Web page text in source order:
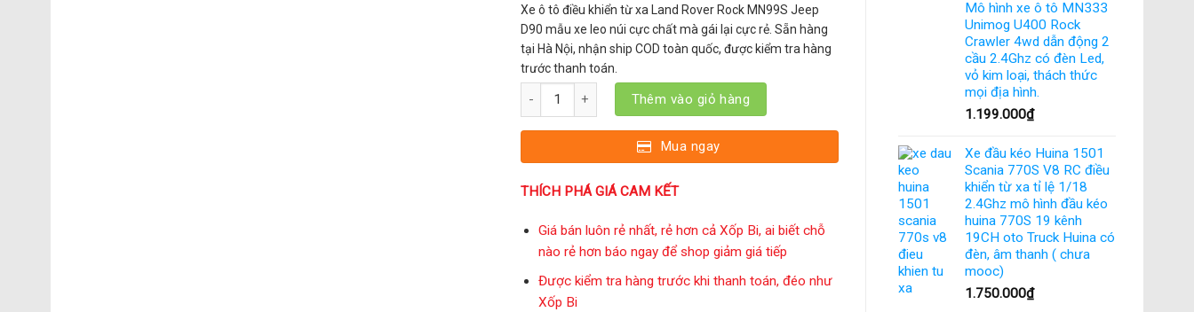
Xe ô tô điều khiển từ xa Land Rover Rock MN99S Jeep
D90 mẫu xe leo núi cực chất mà gái lại cực rẻ. Sẵn hàng
tại Hà Nội, nhận ship COD toàn quốc, được kiểm tra hàng
trước thanh toán.
Xe ô tô điều khiển từ xa MN99S2 ver 2 Land Rover Rock MN99S Jeep D90 nâng cấp của MN99 MN-99s nhông kim loại,
Thêm vào giỏ hàng
Mua ngay
THÍCH PHÁ GIÁ CAM KẾT
Giá bán luôn rẻ nhất, rẻ hơn cả Xốp Bi, ai biết chỗ
nào rẻ hơn báo ngay để shop giảm giá tiếp
Được kiểm tra hàng trước khi thanh toán, đéo như
Xốp Bi
Mô hình xe ô tô MN333
Unimog U400 Rock
Crawler 4wd dẫn động 2
cầu 2.4Ghz có đèn Led,
vỏ kim loại, thách thức
mọi địa hình.
1.199.000₫
Xe đầu kéo Huina 1501
Scania 770S V8 RC điều
khiển từ xa tỉ lệ 1/18
2.4Ghz mô hình đầu kéo
huina 770S 19 kênh
19CH oto Truck Huina có
đèn, âm thanh ( chưa
mooc)
1.750.000₫